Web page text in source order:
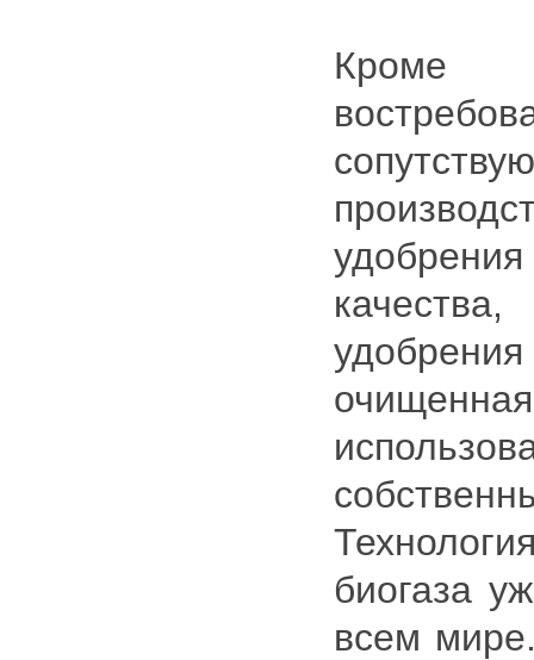
Кроме
биогаза
всем